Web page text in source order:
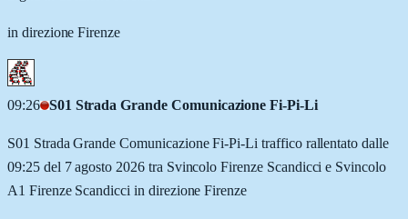
in direzione Firenze
09:26 S01 Strada Grande Comunicazione Fi-Pi-Li
S01 Strada Grande Comunicazione Fi-Pi-Li traffico rallentato dalle
09:25 del 7 agosto 2026 tra Svincolo Firenze Scandicci e Svincolo
A1 Firenze Scandicci in direzione Firenze